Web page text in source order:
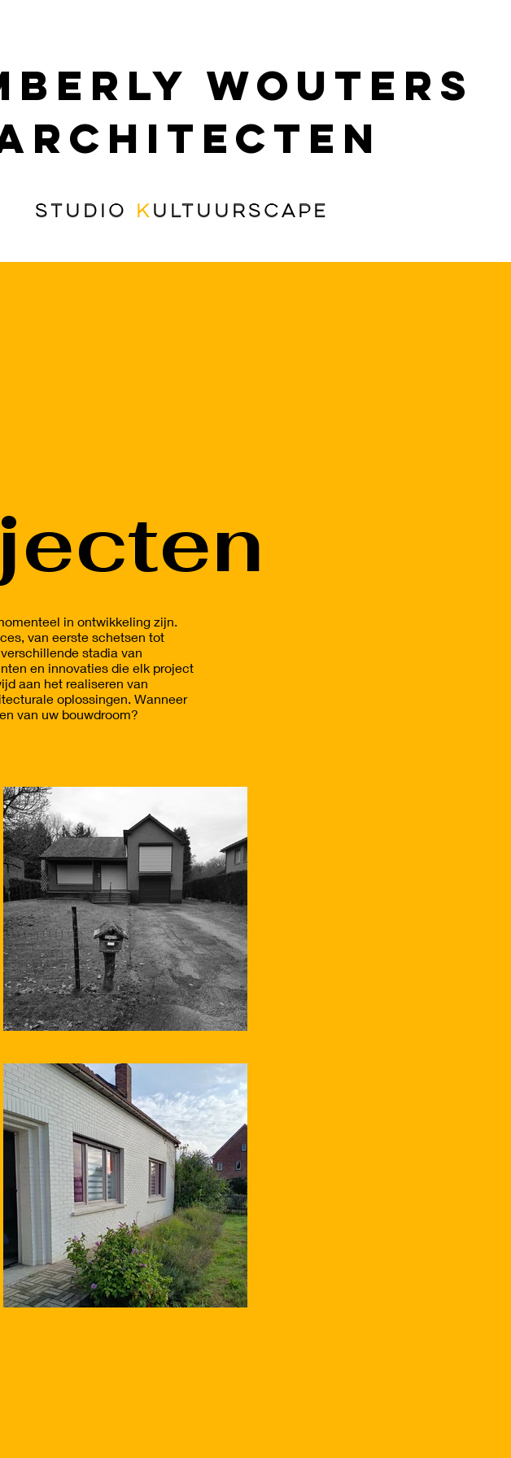
wouters
studio K ultuurscape
in ontwikkeling zijn.
van eerste schetsen tot
stadia van
en innovaties die elk project
aan het realiseren van
oplossingen. Wanneer
van uw bouwdroom?